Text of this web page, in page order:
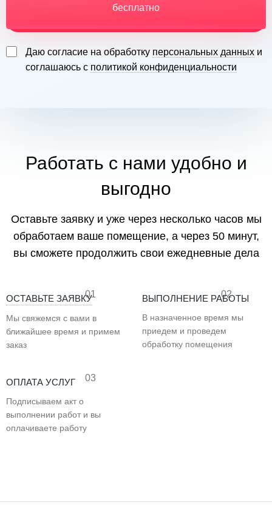
бесплатно
Даю согласие на обработку персональных данных и
соглашаюсь с политикой конфиденциальности
Работать с нами удобно и
выгодно
Оставьте заявку и уже через несколько часов мы
обработаем ваше помещение, а через 50 минут,
вы сможете продолжить свои ежедневные дела
01
ОСТАВЬТЕ ЗАЯВКУ
Мы свяжемся с вами в
ближайшее время и примем
заказ
02
ВЫПОЛНЕНИЕ РАБОТЫ
В назначенное время мы
приедем и проведем
обработку помещения
03
ОПЛАТА УСЛУГ
Подписываем акт о
выполнении работ и вы
оплачиваете работу